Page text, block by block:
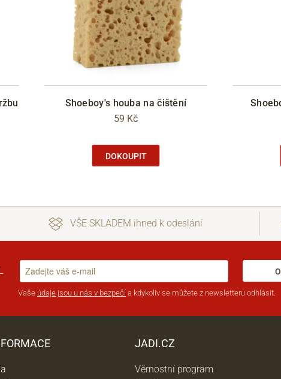
Shoeboy's houba na čištění
59 Kč
DOKOUPIT
VŠE SKLADEM ihned k odeslání
Vaše údaje jsou u nás v bezpečí a kdykoliv se můžete z newsletteru odhlásit.
JADI.CZ
Věrnostní program